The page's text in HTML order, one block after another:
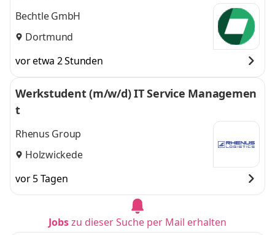
Bechtle GmbH
Dortmund
vor etwa 2 Stunden
Werkstudent (m/w/d) IT Service Managemen
t
Rhenus Group
Holzwickede
vor 5 Tagen
Jobszu dieser Suche per Mail erhalten